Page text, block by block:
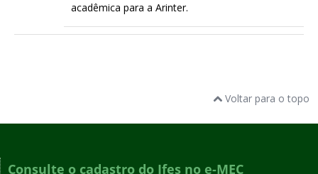
acadêmica para a Arinter.
Voltar para o topo
Consulte o cadastro do Ifes no e-MEC